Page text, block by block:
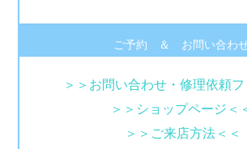
ご予約 ＆ お問い合わ
＞＞お問い合わせ・修理依頼フ
＞＞ショップページ＜
＞＞ご来店方法＜＜